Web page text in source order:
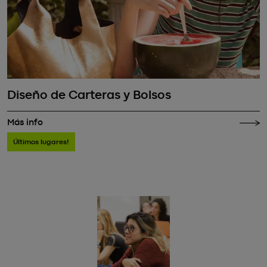
Diseño de Carteras y Bolsos
Más info
Últimos lugares!